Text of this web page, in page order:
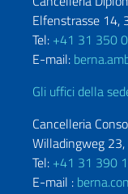
Elfenstrasse 14,
Tel: +41 31 350
E-mail:
Gli uffici della
Cancelleria
Willadingweg
Tel: +41 31 390
E-mail :